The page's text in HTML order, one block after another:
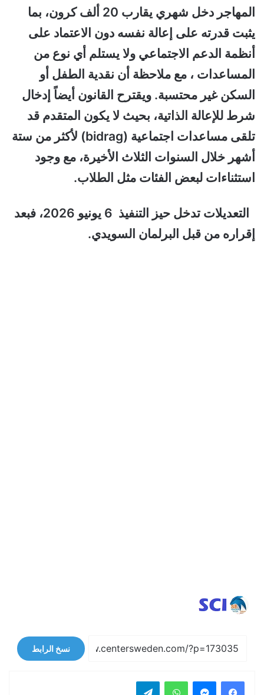
المهاجر دخل شهري يقارب 20 ألف كرون، بما
يثبت قدرته على إعالة نفسه دون الاعتماد على
أنظمة الدعم الاجتماعي ولا يستلم أي نوع من
المساعدات ، مع ملاحظة أن نقدية الطفل أو
السكن غير محتسبة. ويقترح القانون أيضاً إدخال
شرط للإعالة الذاتية، بحيث لا يكون المتقدم قد
تلقى مساعدات اجتماعية (bidrag) لأكثر من ستة
أشهر خلال السنوات الثلاث الأخيرة، مع وجود
استثناءات لبعض الفئات مثل الطلاب.
التعديلات تدخل حيز التنفيذ 6 يونيو 2026، فبعد
إقراره من قبل البرلمان السويدي.
نسخ الرابط
فيسبوك واتساب